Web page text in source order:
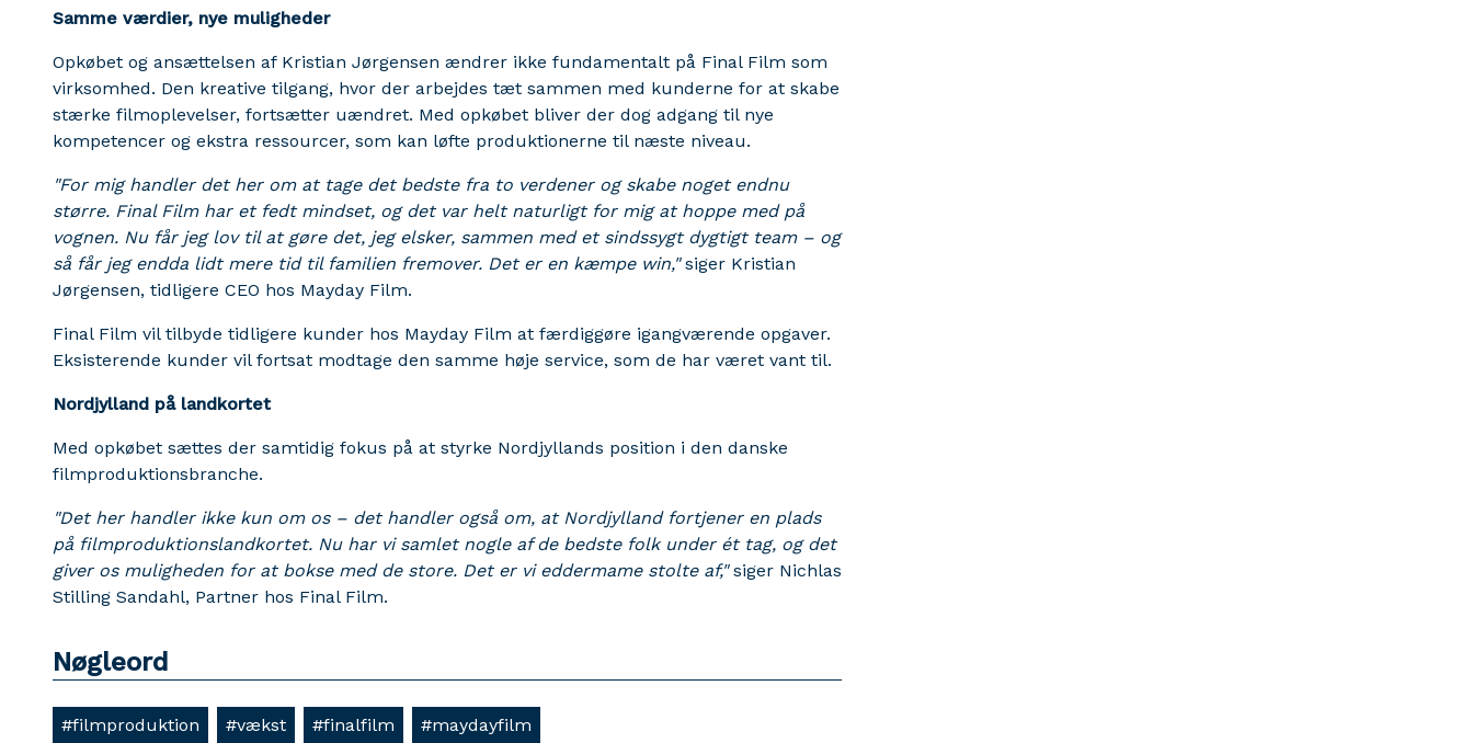
Samme værdier, nye muligheder
Opkøbet og ansættelsen af Kristian Jørgensen ændrer ikke fundamentalt på Final Film som
virksomhed. Den kreative tilgang, hvor der arbejdes tæt sammen med kunderne for at skabe
stærke filmoplevelser, fortsætter uændret. Med opkøbet bliver der dog adgang til nye
kompetencer og ekstra ressourcer, som kan løfte produktionerne til næste niveau.
"For mig handler det her om at tage det bedste fra to verdener og skabe noget endnu
større. Final Film har et fedt mindset, og det var helt naturligt for mig at hoppe med på
vognen. Nu får jeg lov til at gøre det, jeg elsker, sammen med et sindssygt dygtigt team – og
så får jeg endda lidt mere tid til familien fremover. Det er en kæmpe win,"siger Kristian
Jørgensen, tidligere CEO hos Mayday Film.
Final Film vil tilbyde tidligere kunder hos Mayday Film at færdiggøre igangværende opgaver.
Eksisterende kunder vil fortsat modtage den samme høje service, som de har været vant til.
Nordjylland på landkortet
Med opkøbet sættes der samtidig fokus på at styrke Nordjyllands position i den danske
filmproduktionsbranche.
"Det her handler ikke kun om os – det handler også om, at Nordjylland fortjener en plads
på filmproduktionslandkortet. Nu har vi samlet nogle af de bedste folk under ét tag, og det
giver os muligheden for at bokse med de store. Det er vi eddermame stolte af,"siger Nichlas
Stilling Sandahl, Partner hos Final Film.
Nøgleord
#filmproduktion #vækst #finalfilm #maydayfilm